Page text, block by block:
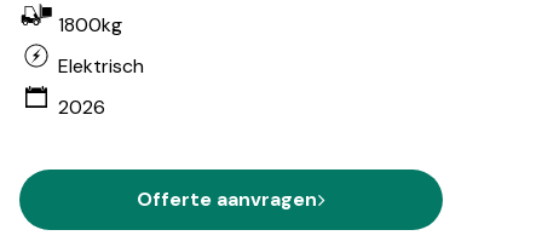
1800kg
Elektrisch
2026
Offerte aanvragen